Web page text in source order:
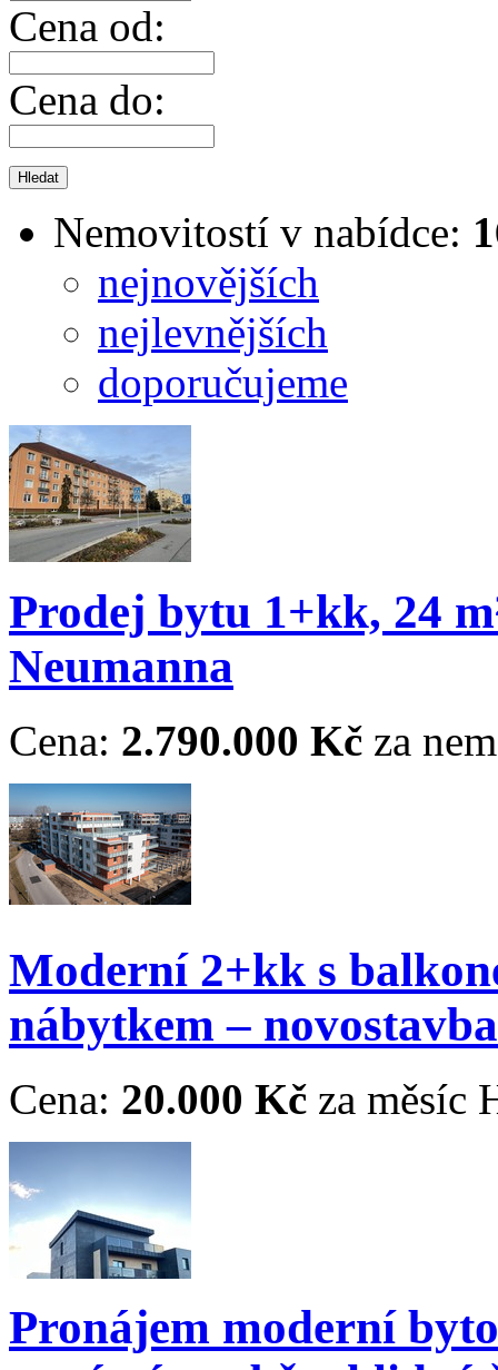
Cena od:
Cena do:
Nemovitostí v nabídce:
nejnovějších
nejlevnějších
doporučujeme
Prodej bytu 1+kk, 24
Neumanna
Cena: 2.790.000 Kč za
Moderní 2+kk s
nábytkem –
Cena: 20.000 Kč za měsíc
Pronájem moderní